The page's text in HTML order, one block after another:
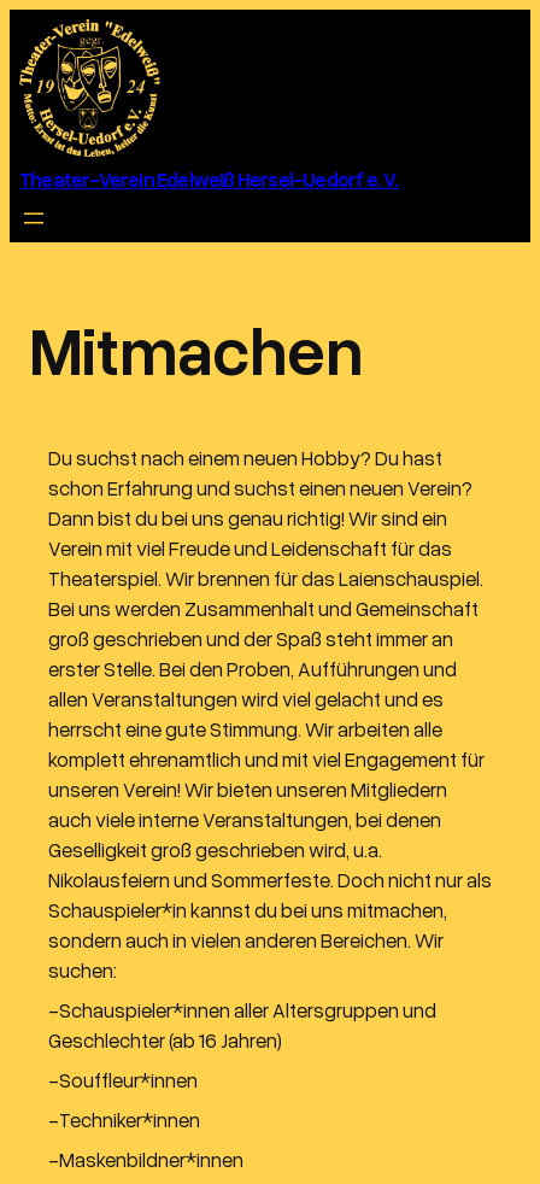
Inhalt
springen
Theater-Verein Edelweiß Hersel-Uedorf e. V.
Mitmachen
Du suchst nach einem neuen Hobby? Du hast
schon Erfahrung und suchst einen neuen Verein?
Dann bist du bei uns genau richtig! Wir sind ein
Verein mit viel Freude und Leidenschaft für das
Theaterspiel. Wir brennen für das Laienschauspiel.
Bei uns werden Zusammenhalt und Gemeinschaft
groß geschrieben und der Spaß steht immer an
erster Stelle. Bei den Proben, Aufführungen und
allen Veranstaltungen wird viel gelacht und es
herrscht eine gute Stimmung. Wir arbeiten alle
komplett ehrenamtlich und mit viel Engagement für
unseren Verein! Wir bieten unseren Mitgliedern
auch viele interne Veranstaltungen, bei denen
Geselligkeit groß geschrieben wird, u.a.
Nikolausfeiern und Sommerfeste. Doch nicht nur als
Schauspieler*in kannst du bei uns mitmachen,
sondern auch in vielen anderen Bereichen. Wir
suchen:
-Schauspieler*innen aller Altersgruppen und
Geschlechter (ab 16 Jahren)
-Souffleur*innen
-Techniker*innen
-Maskenbildner*innen